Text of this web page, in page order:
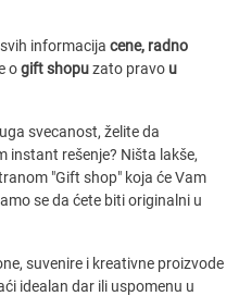
informacija cene, radno
ogift shopuzato pravo u
svecanost, želite da
instant rešenje? Ništa lakše,
"Gift shop" koja će Vam
se da ćete biti originalni u
suvenire i kreativne proizvode
idealan dar ili uspomenu u